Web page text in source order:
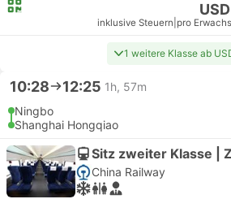
inklusive Steuern pro
1 weitere Klasse ab
10:28 12:25 1h, 57m
Ningbo
Shanghai Hongqiao
Sitz zweiter Klasse |
China Railway